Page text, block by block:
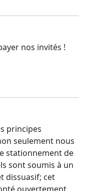
nos invités !
principes
seulement nous
stationnement de
sont soumis à un
dissuasif; cet